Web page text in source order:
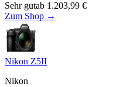
Sehr gutab 1.203,99 €
Zum Shop →
Nikon Z5II
Nikon